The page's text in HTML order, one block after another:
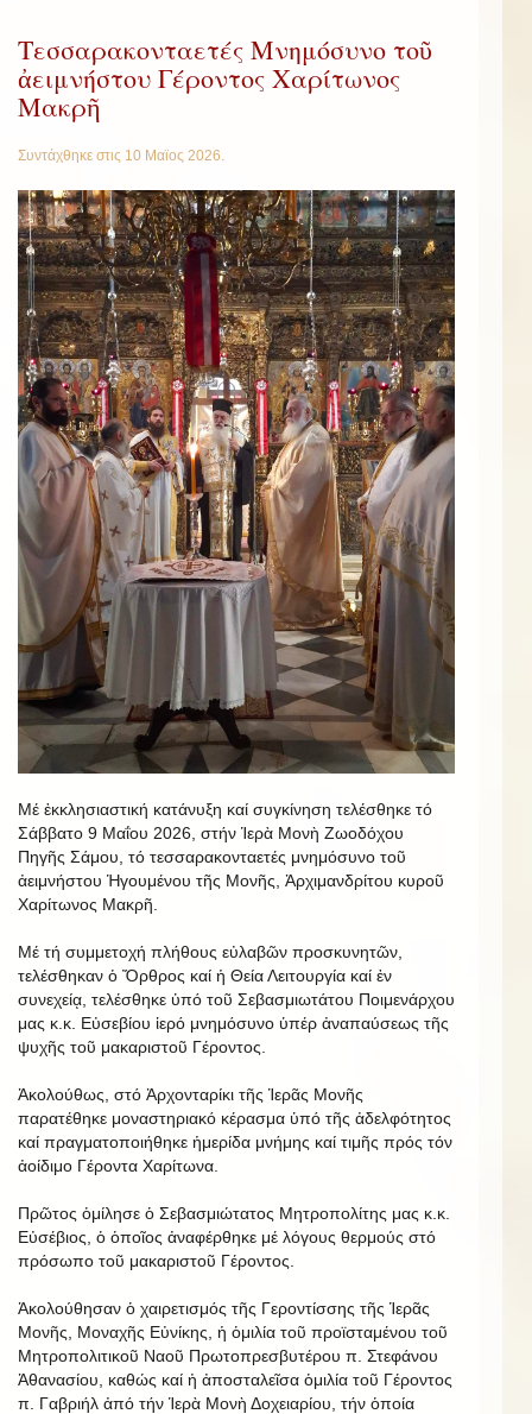
Τεσσαρακονταετές Μνημόσυνο τοῦ
ἀειμνήστου Γέροντος Χαρίτωνος
Μακρῆ
Συντάχθηκε στις 10 Μαϊος 2026.
Μέ ἐκκλησιαστική κατάνυξη καί συγκίνηση τελέσθηκε τό
Σάββατο 9 Μαΐου 2026, στήν Ἱερὰ Μονὴ Ζωοδόχου
Πηγῆς Σάμου, τό τεσσαρακονταετές μνημόσυνο τοῦ
ἀειμνήστου Ἡγουμένου τῆς Μονῆς, Ἀρχιμανδρίτου κυροῦ
Χαρίτωνος Μακρῆ.
Μέ τή συμμετοχή πλήθους εὐλαβῶν προσκυνητῶν,
τελέσθηκαν ὁ Ὄρθρος καί ἡ Θεία Λειτουργία καί ἐν
συνεχείᾳ, τελέσθηκε ὑπό τοῦ Σεβασμιωτάτου Ποιμενάρχου
μας κ.κ. Εὐσεβίου ἱερό μνημόσυνο ὑπέρ ἀναπαύσεως τῆς
ψυχῆς τοῦ μακαριστοῦ Γέροντος.
Ἀκολούθως, στό Ἀρχονταρίκι τῆς Ἱερᾶς Μονῆς
παρατέθηκε μοναστηριακό κέρασμα ὑπό τῆς ἀδελφότητος
καί πραγματοποιήθηκε ἡμερίδα μνήμης καί τιμῆς πρός τόν
ἀοίδιμο Γέροντα Χαρίτωνα.
Πρῶτος ὁμίλησε ὁ Σεβασμιώτατος Μητροπολίτης μας κ.κ.
Εὐσέβιος, ὁ ὁποῖος ἀναφέρθηκε μέ λόγους θερμούς στό
πρόσωπο τοῦ μακαριστοῦ Γέροντος.
Ἀκολούθησαν ὁ χαιρετισμός τῆς Γεροντίσσης τῆς Ἱερᾶς
Μονῆς, Μοναχῆς Εὐνίκης, ἡ ὁμιλία τοῦ προϊσταμένου τοῦ
Μητροπολιτικοῦ Ναοῦ Πρωτοπρεσβυτέρου π. Στεφάνου
Ἀθανασίου, καθώς καί ἡ ἀποσταλεῖσα ὁμιλία τοῦ Γέροντος
π. Γαβριήλ ἀπό τήν Ἱερὰ Μονὴ Δοχειαρίου, τήν ὁποία